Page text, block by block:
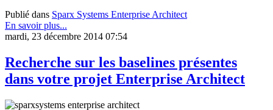
Publié dans Sparx Systems Enterprise Architect
En savoir plus...
mardi, 23 décembre 2014 07:54
Recherche sur les baselines présentes
dans votre projet Enterprise Architect